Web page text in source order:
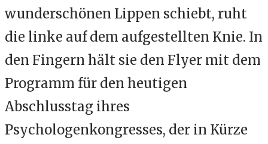
wunderschönen Lippen schiebt, ruht
die linke auf dem aufgestellten Knie. In
den Fingern hält sie den Flyer mit dem
Programm für den heutigen
Abschlusstag ihres
Psychologenkongresses, der in Kürze